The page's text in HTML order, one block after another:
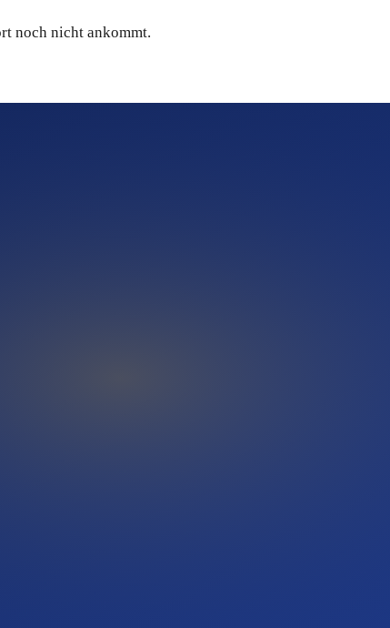
noch nicht ankommt.
dieser KI-Systeme ein.
starten und später bei Bedarf nachlegen — etwa für eine